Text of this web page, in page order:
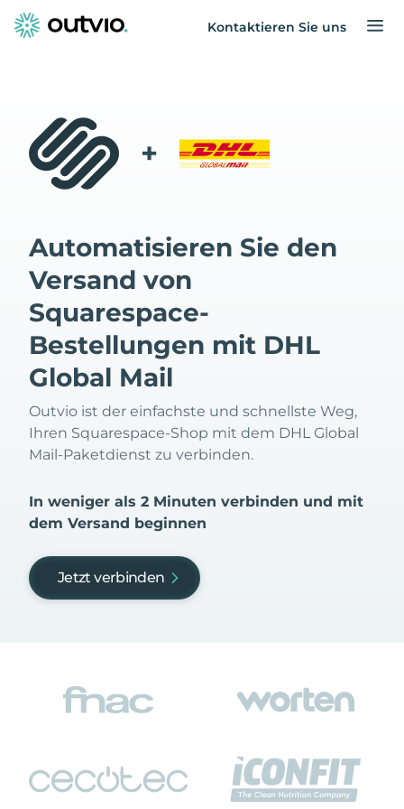
Kontaktieren Sie uns
+
Automatisieren Sie den
Versand von
Squarespace-
Bestellungen mit DHL
Global Mail
Outvio ist der einfachste und schnellste Weg,
Ihren Squarespace-Shop mit dem DHL Global
Mail-Paketdienst zu verbinden.
In weniger als 2 Minuten verbinden und mit
dem Versand beginnen
Jetzt verbinden